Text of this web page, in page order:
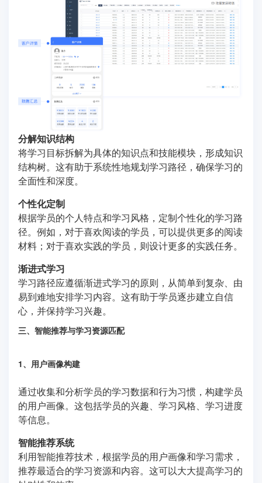
分解知识结构
将学习目标拆解为具体的知识点和技能模块，形成知识
结构树。这有助于系统性地规划学习路径，确保学习的
全面性和深度。
个性化定制
根据学员的个人特点和学习风格，定制个性化的学习路
径。例如，对于喜欢阅读的学员，可以提供更多的阅读
材料；对于喜欢实践的学员，则设计更多的实践任务。
渐进式学习
学习路径应遵循渐进式学习的原则，从简单到复杂、由
易到难地安排学习内容。这有助于学员逐步建立自信
心，并保持学习兴趣。
三、智能推荐与学习资源匹配
1、用户画像构建
通过收集和分析学员的学习数据和行为习惯，构建学员
的用户画像。这包括学员的兴趣、学习风格、学习进度
等信息。
智能推荐系统
利用智能推荐技术，根据学员的用户画像和学习需求，
推荐最适合的学习资源和内容。这可以大大提高学习的